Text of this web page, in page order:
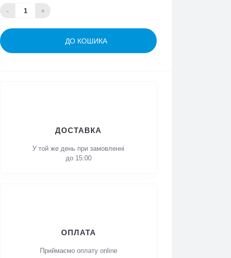
-
+
ДО КОШИКА
ДОСТАВКА
У той же день при
замовленні до 15:00
ОПЛАТА
Приймаємо оплату online